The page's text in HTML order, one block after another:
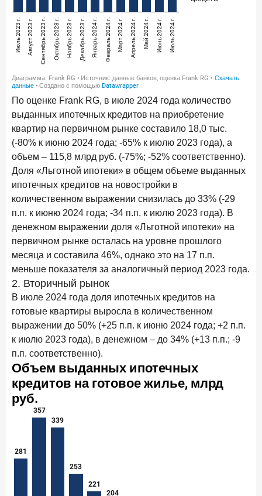
По оценке Frank RG, в июле 2024 года количество
выданных ипотечных кредитов на приобретение
квартир на первичном рынке составило 18,0 тыс.
(-80% к июню 2024 года; -65% к июлю 2023 года), а
объем – 115,8 млрд руб. (-75%; -52% соответственно).
Доля «Льготной ипотеки» в общем объеме выданных
ипотечных кредитов на новостройки в
количественном выражении снизилась до 33% (-29
п.п. к июню 2024 года; -34 п.п. к июлю 2023 года). В
денежном выражении доля «Льготной ипотеки» на
первичном рынке осталась на уровне прошлого
месяца и составила 46%, однако это на 17 п.п.
меньше показателя за аналогичный период 2023 года.
2. Вторичный рынок
В июле 2024 года доля ипотечных кредитов на
готовые квартиры выросла в количественном
выражении до 50% (+25 п.п. к июню 2024 года; +2 п.п.
к июлю 2023 года), в денежном – до 34% (+13 п.п.; -9
п.п. соответственно).